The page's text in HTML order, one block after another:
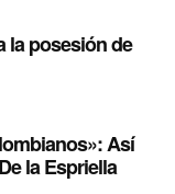
la posesión de
Así
la Espriella